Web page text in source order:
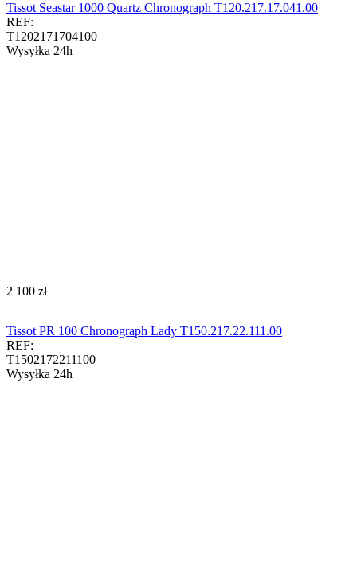
Tissot Seastar 1000 Quartz Chronograph T120.217.17.041.00​​​
REF:
T1202171704100
Wysyłka 24h
‍2 100‍ zł
Tissot PR 100 Chronograph Lady T150.217.22.111.00
REF:
T1502172211100
Wysyłka 24h